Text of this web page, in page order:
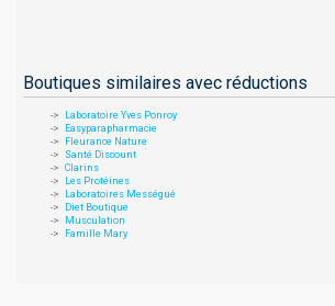
Boutiques similaires avec réductions
Laboratoire Yves Ponroy
Easyparapharmacie
Fleurance Nature
Santé Discount
Clarins
Les Protéines
Laboratoires Mességué
Diet Boutique
Musculation
Famille Mary